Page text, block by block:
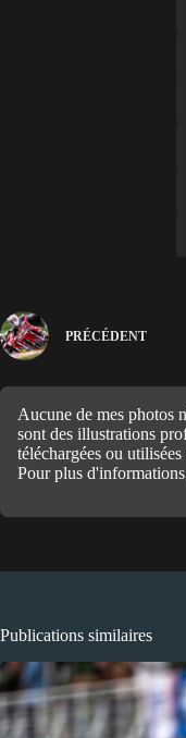
PRÉCÉDENT
Aucune de mes photos
sont des illustrations
téléchargées ou
Pour plus
Publications similaires